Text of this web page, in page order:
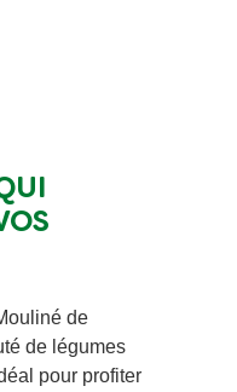
de
de légumes
pour profiter